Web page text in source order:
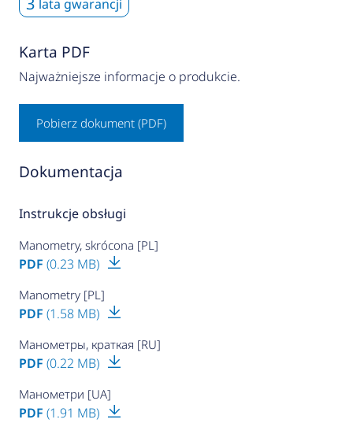
lata gwarancji
Karta PDF
Najważniejsze informacje o produkcie.
Pobierz dokument (PDF)
Dokumentacja
Instrukcje obsługi
Manometry, skrócona [PL]
PDF (0.23 MB)
Manometry [PL]
PDF (1.58 MB)
Манометры, краткая [RU]
PDF (0.22 MB)
Манометри [UA]
PDF (1.91 MB)